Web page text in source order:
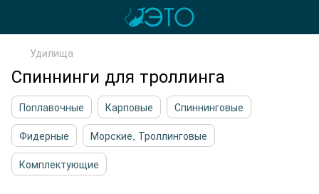
Удилища
Спиннинги для троллинга
Поплавочные Карповые
Спиннинговые
Фидерные
Морские, Троллинговые
Комплектующие